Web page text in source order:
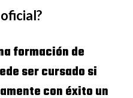
formación de
ser cursado si
con éxito un